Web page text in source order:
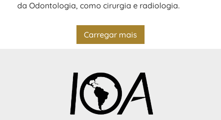
da Odontologia, como cirurgia e radiologia.
Carregar mais